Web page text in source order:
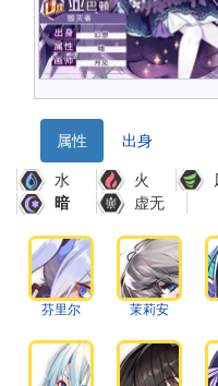
属性 出身
水 火
暗 虚无
芬里尔 茉莉安